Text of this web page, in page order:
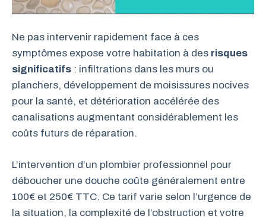
Ne pas intervenir rapidement face à ces
symptômes expose votre habitation à des risques
significatifs : infiltrations dans les murs ou
planchers, développement de moisissures nocives
pour la santé, et détérioration accélérée des
canalisations augmentant considérablement les
coûts futurs de réparation.
L’intervention d’un plombier professionnel pour
déboucher une douche coûte généralement entre
100€ et 250€ TTC. Ce tarif varie selon l’urgence de
la situation, la complexité de l’obstruction et votre